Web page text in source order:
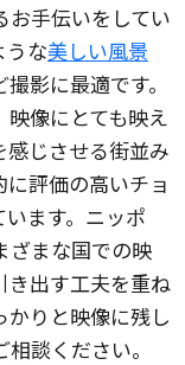
お手伝いをしてい
うな美しい風景
影に最適です。
像にとても映え
感じさせる街並み
評価の高いチョ
ます。ニッポ
ざまな国での映
き出す工夫を重ね
りと映像に残し
談ください。